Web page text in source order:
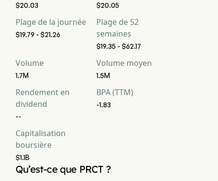
$20.03 $20.05
Plage de la journée
$19.79 - $21.26
Plage de 52
semaines
$19.35 - $62.17
Volume
1.7M
Volume moyen
1.5M
Rendement en
dividend
--
BPA (TTM)
-1.83
Capitalisation
boursière
$1.1B
Qu’est-ce que PRCT ?